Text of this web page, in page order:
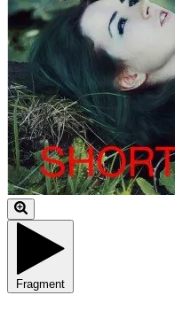
Fragment